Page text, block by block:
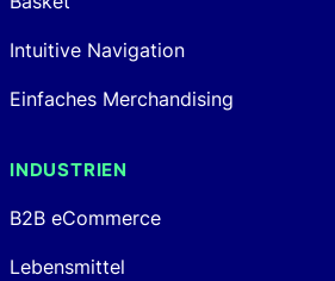
Intuitive Navigation
Einfaches Merchandising
INDUSTRIEN
B2B eCommerce
Lebensmittel